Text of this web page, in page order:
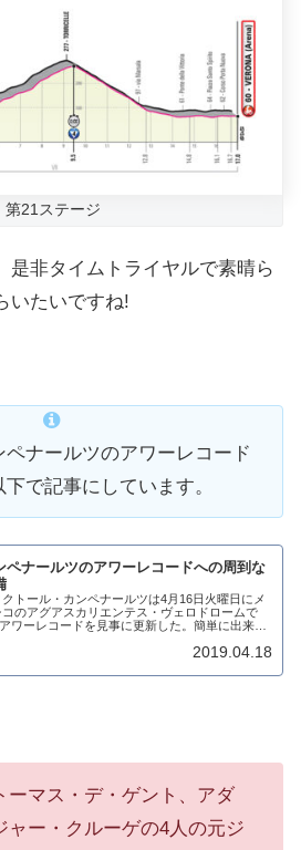
第21ステージ
是非タイムトライヤルで素晴ら
いたいですね!
ナールツのアワーレコード
で記事にしています。
ペナールツのアワーレコードへの周到な
クトール・カンペナールツは4月16日火曜日にメ
コのアグアスカリエンテス・ヴェロドロームで
ワーレコードを見事に更新した。簡単に出来る
た。ナビビアでのトレーニングカンペナールル...
2019.04.18
ーマス・デ・ゲント、アダ
ャー・クルーゲの4人の元ジ